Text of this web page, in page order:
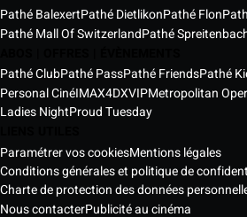
Pathé BalexertPathé DietlikonPathé Flon
Pathé Mall Of SwitzerlandPathé
Pathé ClubPathé PassPathé FriendsPathé
Personal CinéIMAX4DXVIPMetropolitan
Ladies NightProud Tuesday
Paramétrer vos cookiesMentions légales
Conditions générales et politique de
Charte de protection des données
Nous contacterPublicité au cinéma